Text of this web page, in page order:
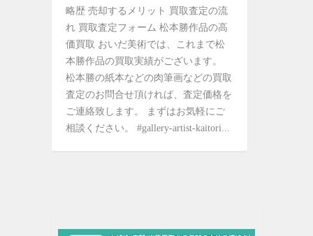
略歴 売却するメリット 買取査定の流
れ 買取査定フォーム 松本勝作品の高
価買取 おいだ美術では、これまで松
本勝作品の買取実績がございます。
松本勝の紙本などの肉筆画などの買取
査定のお問合せ頂ければ、査定価格を
ご連絡致します。 まずはお気軽にご
相談ください。 #gallery-artist-kaitori...